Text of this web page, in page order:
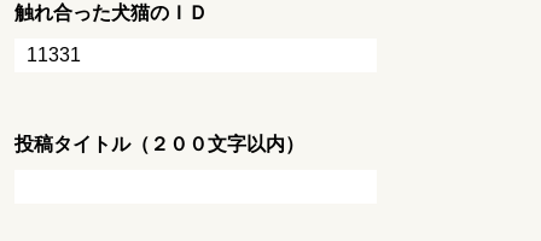
触れ合った犬猫のＩＤ
投稿タイトル（２００文字以内）